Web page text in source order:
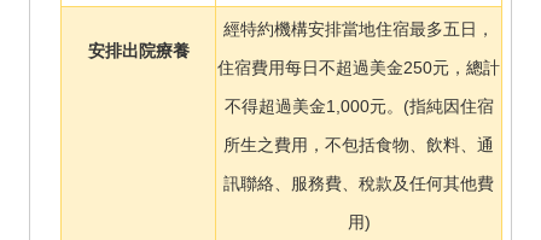
安排出院療養
經特約機構安排當地住宿最多五日，
住宿費用每日不超過美金250元，總計
不得超過美金1,000元。(指純因住宿
所生之費用，不包括食物、飲料、通
訊聯絡、服務費、稅款及任何其他費
用)